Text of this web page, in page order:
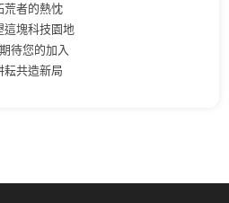
荒者的熱忱
這塊科技園地
待您的加入
耘共造新局